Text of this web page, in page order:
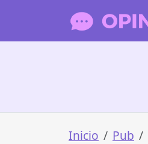
Inicio Pub